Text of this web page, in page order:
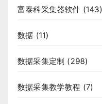
富泰科采集器软件 (143)
数据 (11)
数据采集定制 (298)
数据采集教学教程 (7)